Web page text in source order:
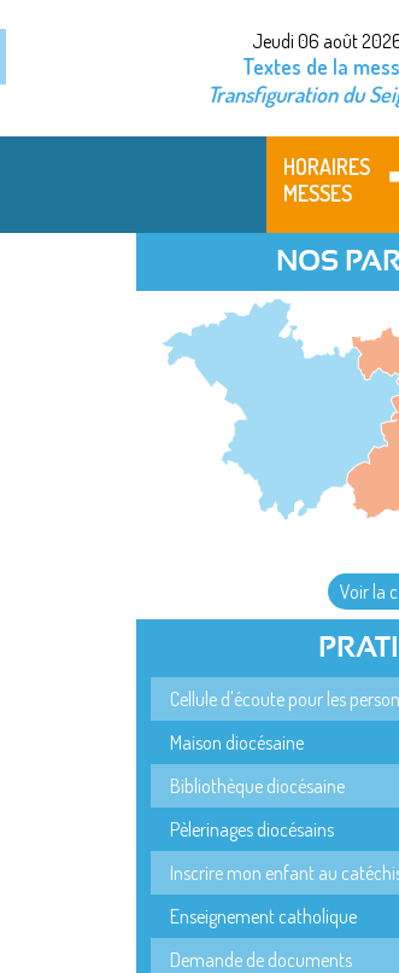
Jeudi 06 août
Textes de la
Transfiguration du
HORAIRES
MESSES
NOS
Voir la
Cellule d'écoute pour les
Maison diocésaine
Bibliothèque diocésaine
Pèlerinages diocésains
Inscrire mon enfant au
Enseignement catholique
Demande de documents